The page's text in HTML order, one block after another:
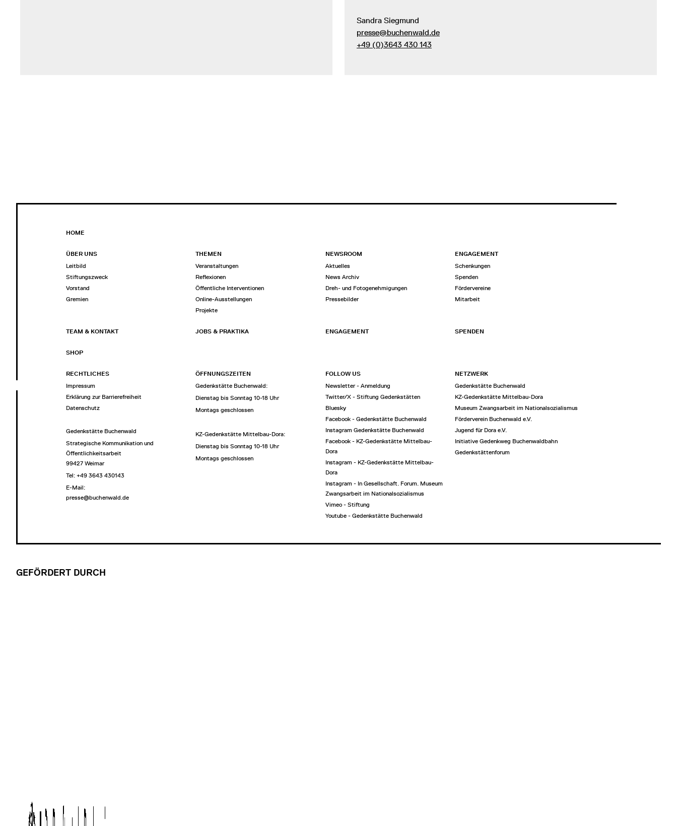
Sandra Siegmund
presse@buchenwald.de
+49 (0)3643 430 143
HOME
ÜBER UNS
Leitbild
Stiftungszweck
Vorstand
Gremien
THEMEN
Veranstaltungen
Reflexionen
Öffentliche Interventionen
Online-Ausstellungen
Projekte
NEWSROOM
Aktuelles
News Archiv
Dreh- und Fotogenehmigungen
Pressebilder
ENGAGEMENT
Schenkungen
Spenden
Fördervereine
Mitarbeit
TEAM & KONTAKT JOBS & PRAKTIKA ENGAGEMENT SPENDEN
SHOP
RECHTLICHES
Impressum
Erklärung zur Barrierefreiheit
Datenschutz
Gedenkstätte Buchenwald
Strategische Kommunikation und
Öffentlichkeitsarbeit
99427 Weimar
Tel: +49 3643 430143
E-Mail:
presse@buchenwald.de
ÖFFNUNGSZEITEN
Gedenkstätte Buchenwald:
Dienstag bis Sonntag 10-18 Uhr
Montags geschlossen
KZ-Gedenkstätte Mittelbau-Dora:
Dienstag bis Sonntag 10-18 Uhr
Montags geschlossen
FOLLOW US
Newsletter - Anmeldung
Twitter/X - Stiftung Gedenkstätten
Bluesky
Facebook - Gedenkstätte Buchenwald
Instagram Gedenkstätte Buchenwald
Facebook - KZ-Gedenkstätte Mittelbau-
Dora
Instagram - KZ-Gedenkstätte Mittelbau-
Dora
Instagram - In Gesellschaft. Forum. Museum
Zwangsarbeit im Nationalsozialismus
Vimeo - Stiftung
Youtube - Gedenkstätte Buchenwald
NETZWERK
Gedenkstätte Buchenwald
KZ-Gedenkstätte Mittelbau-Dora
Museum Zwangsarbeit im Nationalsozialismus
Förderverein Buchenwald e.V.
Jugend für Dora e.V.
Initiative Gedenkweg Buchenwaldbahn
Gedenkstättenforum
GEFÖRDERT DURCH